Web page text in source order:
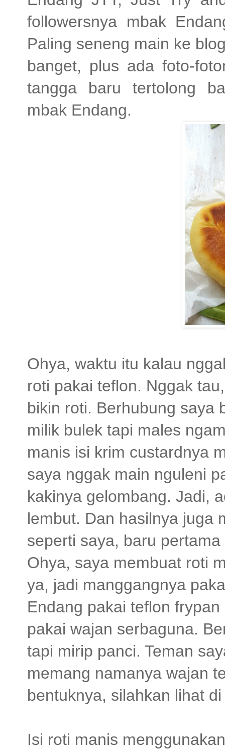
followersnya mbak
Paling seneng main ke
banget, plus ada foto-
tangga baru tertolong
mbak Endang.
Ohya, waktu itu kalau
roti pakai teflon. Nggak
bikin roti. Berhubung saya
milik bulek tapi males
manis isi krim custardnya
saya nggak main nguleni
kakinya gelombang. Jadi,
lembut. Dan hasilnya juga
seperti saya, baru
Ohya, saya membuat roti
ya, jadi manggangnya
Endang pakai teflon
pakai wajan serbaguna.
tapi mirip panci. Teman
memang namanya wajan
bentuknya, silahkan lihat
Isi roti manis